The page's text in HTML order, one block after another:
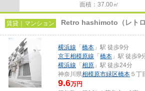
面積：37.00㎡
賃貸｜マンション Retro hashimoto（レトロ
横浜線 「 橋本 」駅 徒歩9分
京王相模原線 「 橋本 」駅 徒歩9
横浜線 「 相原 」駅 徒歩24分
神奈川県相模原市緑区橋本 ５丁
9.6万円